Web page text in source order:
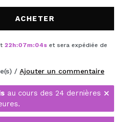
ACHETER
22h:07m:04s et sera expédiée de
/ Ajouter un commentaire
au cours des 24 dernières